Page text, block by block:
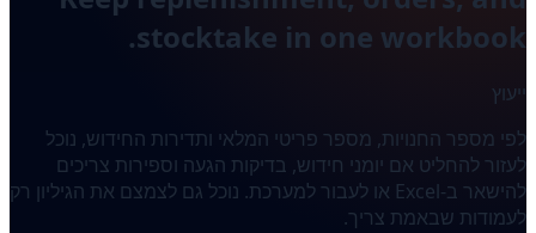
stocktake in one workbook.
ייעוץ
לפי מספר החנויות, מספר פריטי המלאי ותדירות החידוש, נוכל
לעזור להחליט אם יומני חידוש, בדיקות הגעה וספירות צריכים
להישאר ב-Excel או לעבור למערכת. נוכל גם לצמצם את הגיליון רק
לעמודות שבאמת צריך.